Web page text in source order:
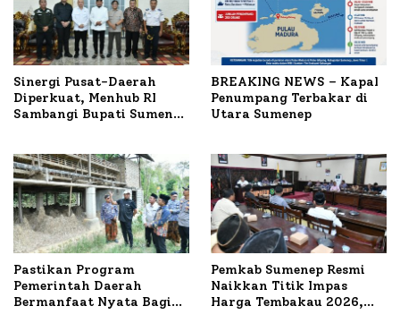
Sinergi Pusat-Daerah
Diperkuat, Menhub RI
Sambangi Bupati Sumenep
BREAKING NEWS – Kapal
Penumpang Terbakar di
Utara Sumenep
Pastikan Program
Pemerintah Daerah
Bermanfaat Nyata Bagi
Pemkab Sumenep Resmi
Naikkan Titik Impas
Harga Tembakau 2026,